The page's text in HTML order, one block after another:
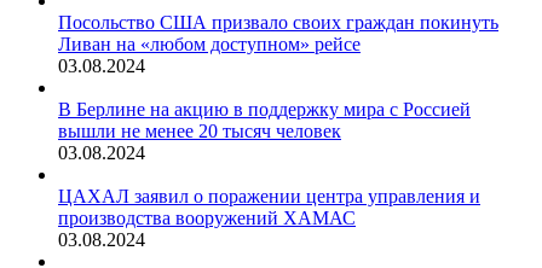
Посольство США призвало своих граждан покинуть
Ливан на «любом доступном» рейсе
03.08.2024
В Берлине на акцию в поддержку мира с Россией
вышли не менее 20 тысяч человек
03.08.2024
ЦАХАЛ заявил о поражении центра управления и
производства вооружений ХАМАС
03.08.2024